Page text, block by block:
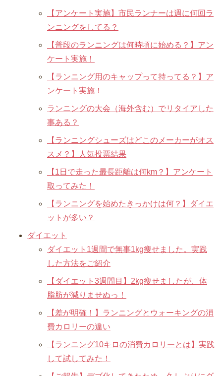
【アンケート実施】市民ランナーは週に何回ラ
ンニングをしてる？
【普段のランニングは何時頃に始める？】アン
ケート実施！
【ランニング用のキャップって持ってる？】ア
ンケート実施！
ランニングの大会（海外含む）でリタイアした
事ある？
【ランニングシューズはどこのメーカーがオス
スメ？】人気投票結果
【1日で走った最長距離は何km？】アンケート
取ってみた！
【ランニングを始めたきっかけは何？】ダイエ
ットが多い？
ダイエット
ダイエット1週間で無事1kg痩せました。実践
した方法をご紹介
【ダイエット3週間目】2kg痩せましたが、体
脂肪が減りませぬっ！
【差が明確！】ランニングとウォーキングの消
費カロリーの違い
【ランニング10キロの消費カロリーとは】実践
して試してみた！